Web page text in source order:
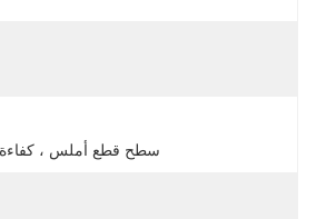
سطح قطع أملس ، كفاءة